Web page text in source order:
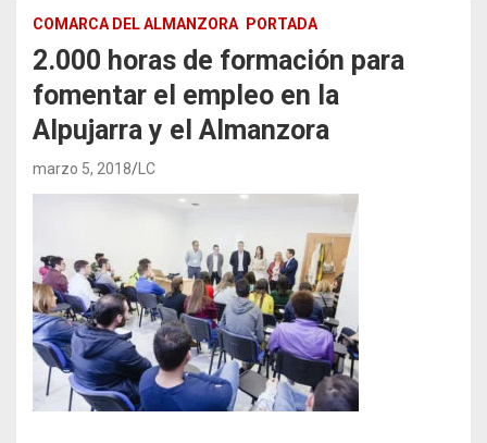
COMARCA DEL ALMANZORA PORTADA
2.000 horas de formación para
fomentar el empleo en la
Alpujarra y el Almanzora
marzo 5, 2018 LC